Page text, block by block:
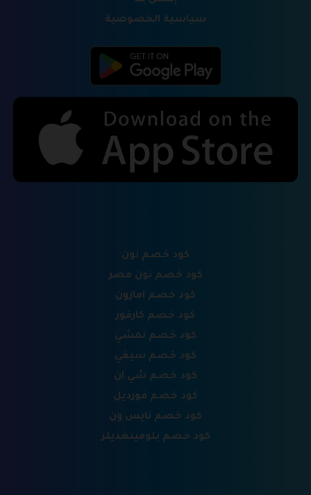
سياسية الخصوصية
كود خصم نون
كود خصم نون مصر
كود خصم امازون
كود خصم كارفور
كود خصم نمشي
كود خصم سيفي
كود خصم شي ان
كود خصم فورديل
كود خصم نايس ون
كود خصم بلومينغديلز